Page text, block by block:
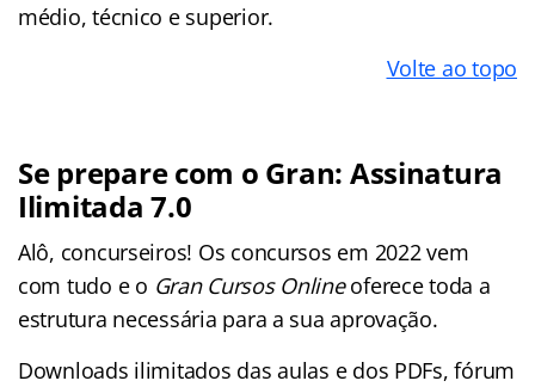
médio, técnico e superior.
Volte ao topo
Se prepare com o Gran: Assinatura
Ilimitada 7.0
Alô, concurseiros! Os concursos em 2022 vem
com tudo e o Gran Cursos Onlineoferece toda a
estrutura necessária para a sua aprovação.
Downloads ilimitados das aulas e dos PDFs, fórum